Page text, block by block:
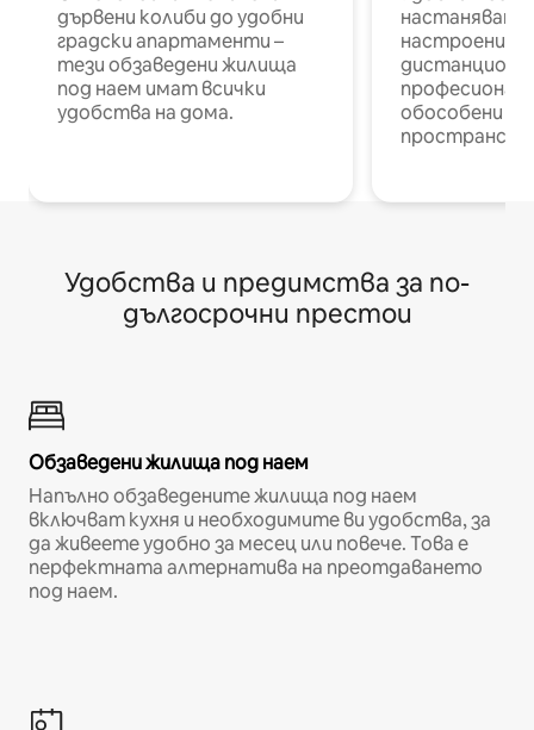
дървени колиби до удобни
градски апартаменти –
тези обзаведени жилища
под наем имат всички
удобства на дома.
настаняване
настроени и
обособени
Удобства и предимства за по-
дългосрочни престои
Обзаведени жилища под наем
Напълно обзаведените жилища под наем
включват кухня и необходимите ви удобства, за
да живеете удобно за месец или повече. Това е
перфектната алтернатива на преотдаването
под наем.